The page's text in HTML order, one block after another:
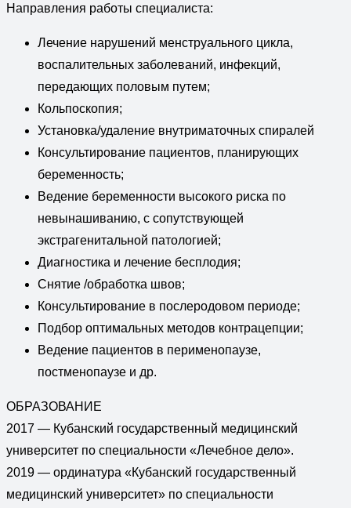
Направления работы специалиста:
Лечение нарушений менструального цикла,
воспалительных заболеваний, инфекций,
передающих половым путем;
Кольпоскопия;
Установка/удаление внутриматочных спиралей
Консультирование пациентов, планирующих
беременность;
Ведение беременности высокого риска по
невынашиванию, с сопутствующей
экстрагенитальной патологией;
Диагностика и лечение бесплодия;
Снятие /обработка швов;
Консультирование в послеродовом периоде;
Подбор оптимальных методов контрацепции;
Ведение пациентов в перименопаузе,
постменопаузе и др.
ОБРАЗОВАНИЕ
2017 — Кубанский государственный медицинский
университет по специальности «Лечебное дело».
2019 — ординатура «Кубанский государственный
медицинский университет» по специальности